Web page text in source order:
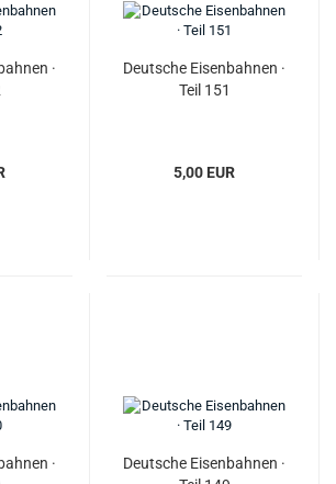
·
Deutsche Eisenbahnen ·
Teil 151
5,00 EUR
·
Deutsche Eisenbahnen ·